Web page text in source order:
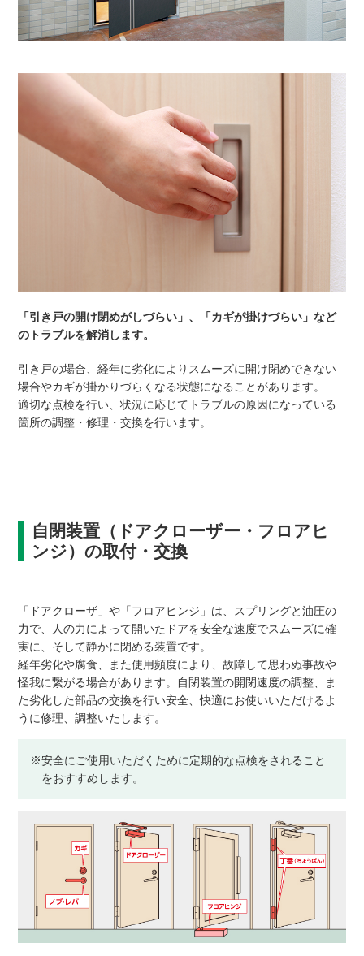
「引き戸の開け閉めがしづらい」、「カギが掛けづらい」など
のトラブルを解消します。
引き戸の場合、経年に劣化によりスムーズに開け閉めできない
場合やカギが掛かりづらくなる状態になることがあります。
適切な点検を行い、状況に応じてトラブルの原因になっている
箇所の調整・修理・交換を行います。
自閉装置（ドアクローザー・フロアヒ
ンジ）の取付・交換
「ドアクローザ」や「フロアヒンジ」は、スプリングと油圧の
力で、人の力によって開いたドアを安全な速度でスムーズに確
実に、そして静かに閉める装置です。
経年劣化や腐食、また使用頻度により、故障して思わぬ事故や
怪我に繋がる場合があります。自閉装置の開閉速度の調整、ま
た劣化した部品の交換を行い安全、快適にお使いいただけるよ
うに修理、調整いたします。
※安全にご使用いただくために定期的な点検をされること
をおすすめします。